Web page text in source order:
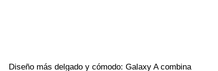
Diseño más delgado y cómodo: Galaxy A combina